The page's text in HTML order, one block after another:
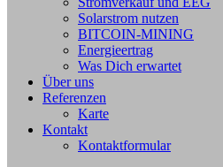
Solarstrom nutzen
BITCOIN-MINING
Energieertrag
Was Dich erwartet
Über uns
Referenzen
Karte
Kontakt
Kontaktformular